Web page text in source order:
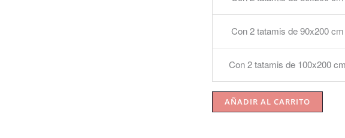
Con 2 tatamis de 90x200 cm
Con 2 tatamis de 100x200 cm
AÑADIR AL CARRITO